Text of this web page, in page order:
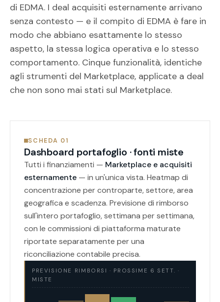
di EDMA. I deal acquisiti esternamente arrivano
senza contesto — e il compito di EDMA è fare in
modo che abbiano esattamente lo stesso
aspetto, la stessa logica operativa e lo stesso
comportamento. Cinque funzionalità, identiche
agli strumenti del Marketplace, applicate a deal
che non sono mai stati sul Marketplace.
SCHEDA 01
Dashboard portafoglio · fonti miste
Tutti i finanziamenti — Marketplace e acquisiti
esternamente — in un'unica vista. Heatmap di
concentrazione per controparte, settore, area
geografica e scadenza. Previsione di rimborso
sull'intero portafoglio, settimana per settimana,
con le commissioni di piattaforma maturate
riportate separatamente per una
riconciliazione contabile precisa.
PREVISIONE RIMBORSI · PROSSIME 6 SETT. ·
MISTE